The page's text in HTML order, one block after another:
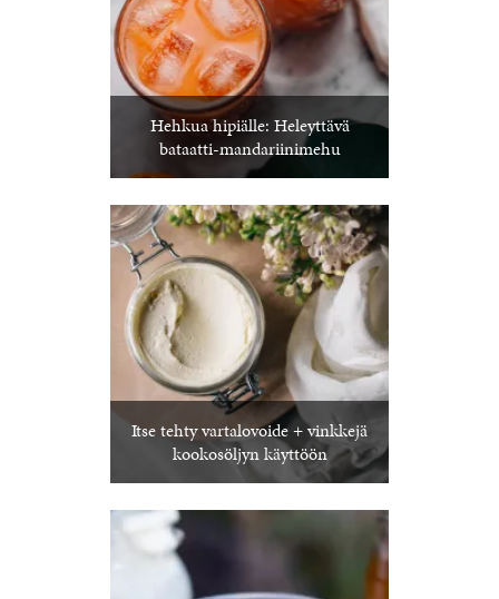
Hehkua hipiälle: Heleyttävä
bataatti-mandariinimehu
Itse tehty vartalovoide + vinkkejä
kookosöljyn käyttöön